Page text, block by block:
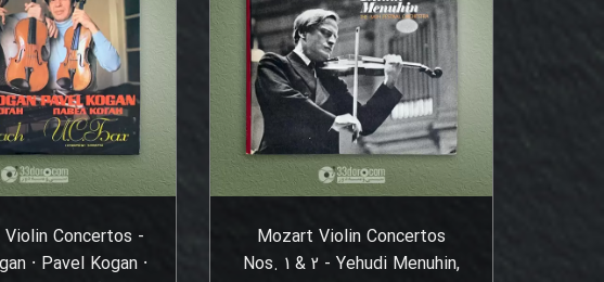
Mozart Violin Concertos
Nos. 1 & 2 - Yehudi Menuhin,
Violin Concertos -
⸱ Pavel Kogan ⸱